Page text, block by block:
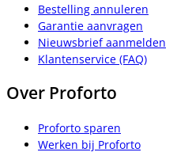
Bestelling annuleren
Garantie aanvragen
Nieuwsbrief aanmelden
Klantenservice (FAQ)
Over Proforto
Proforto sparen
Werken bij Proforto